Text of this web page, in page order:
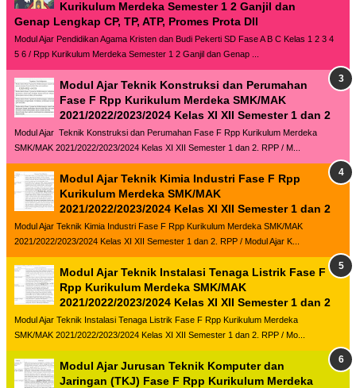
Kurikulum Merdeka Semester 1 2 Ganjil dan
Genap Lengkap CP, TP, ATP, Promes Prota Dll
Modul Ajar Pendidikan Agama Kristen dan Budi Pekerti SD Fase A B C Kelas 1 2 3 4
5 6 / Rpp Kurikulum Merdeka Semester 1 2 Ganjil dan Genap ...
Modul Ajar Teknik Konstruksi dan Perumahan
Fase F Rpp Kurikulum Merdeka SMK/MAK
2021/2022/2023/2024 Kelas XI XII Semester 1 dan 2
Modul Ajar Teknik Konstruksi dan Perumahan Fase F Rpp Kurikulum Merdeka
SMK/MAK 2021/2022/2023/2024 Kelas XI XII Semester 1 dan 2. RPP / M...
Modul Ajar Teknik Kimia Industri Fase F Rpp
Kurikulum Merdeka SMK/MAK
2021/2022/2023/2024 Kelas XI XII Semester 1 dan 2
Modul Ajar Teknik Kimia Industri Fase F Rpp Kurikulum Merdeka SMK/MAK
2021/2022/2023/2024 Kelas XI XII Semester 1 dan 2. RPP / Modul Ajar K...
Modul Ajar Teknik Instalasi Tenaga Listrik Fase F
Rpp Kurikulum Merdeka SMK/MAK
2021/2022/2023/2024 Kelas XI XII Semester 1 dan 2
Modul Ajar Teknik Instalasi Tenaga Listrik Fase F Rpp Kurikulum Merdeka
SMK/MAK 2021/2022/2023/2024 Kelas XI XII Semester 1 dan 2. RPP / Mo...
Modul Ajar Jurusan Teknik Komputer dan
Jaringan (TKJ) Fase F Rpp Kurikulum Merdeka